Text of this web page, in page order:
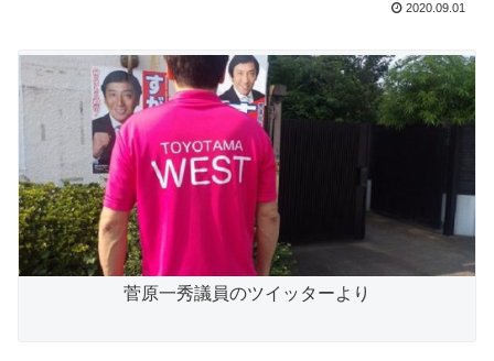
2020.09.01
菅原一秀議員のツイッターより